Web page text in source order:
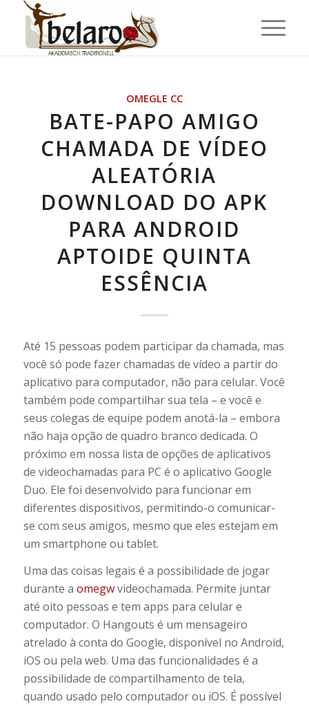
OMEGLE CC
BATE-PAPO AMIGO
CHAMADA DE VÍDEO
ALEATÓRIA
DOWNLOAD DO APK
PARA ANDROID
APTOIDE QUINTA
ESSÊNCIA
Até 15 pessoas podem participar da chamada, mas
você só pode fazer chamadas de vídeo a partir do
aplicativo para computador, não para celular. Você
também pode compartilhar sua tela – e você e
seus colegas de equipe podem anotá-la – embora
não haja opção de quadro branco dedicada. O
próximo em nossa lista de opções de aplicativos
de videochamadas para PC é o aplicativo Google
Duo. Ele foi desenvolvido para funcionar em
diferentes dispositivos, permitindo-o comunicar-
se com seus amigos, mesmo que eles estejam em
um smartphone ou tablet.
Uma das coisas legais é a possibilidade de jogar
durante a omegwvideochamada. Permite juntar
até oito pessoas e tem apps para celular e
computador. O Hangouts é um mensageiro
atrelado à conta do Google, disponível no Android,
iOS ou pela web. Uma das funcionalidades é a
possibilidade de compartilhamento de tela,
quando usado pelo computador ou iOS. É possível